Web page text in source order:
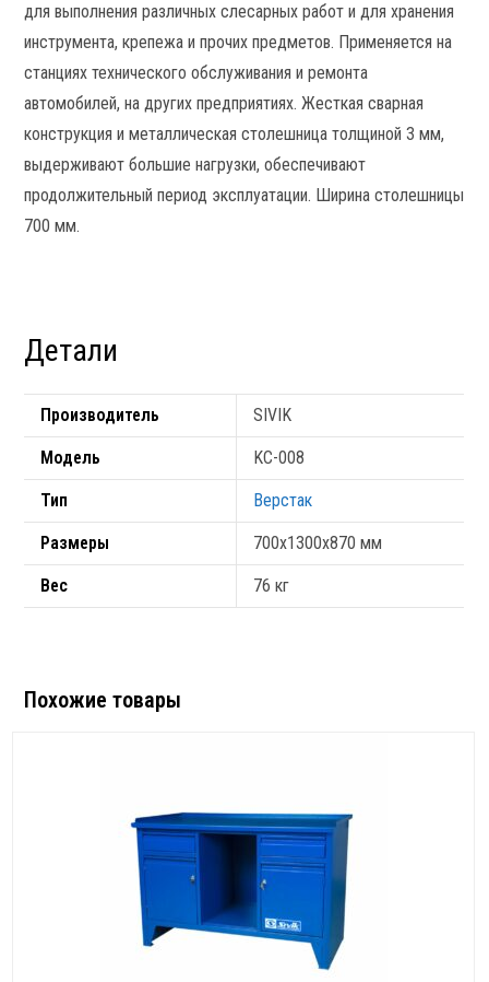
для выполнения различных слесарных работ и для хранения
инструмента, крепежа и прочих предметов. Применяется на
станциях технического обслуживания и ремонта
автомобилей, на других предприятиях. Жесткая сварная
конструкция и металлическая столешница толщиной 3 мм,
выдерживают большие нагрузки, обеспечивают
продолжительный период эксплуатации. Ширина столешницы
700 мм.
Детали
Производитель SIVIK
Модель KC-008
Тип Верстак
Размеры 700х1300х870 мм
Вес 76 кг
Похожие товары